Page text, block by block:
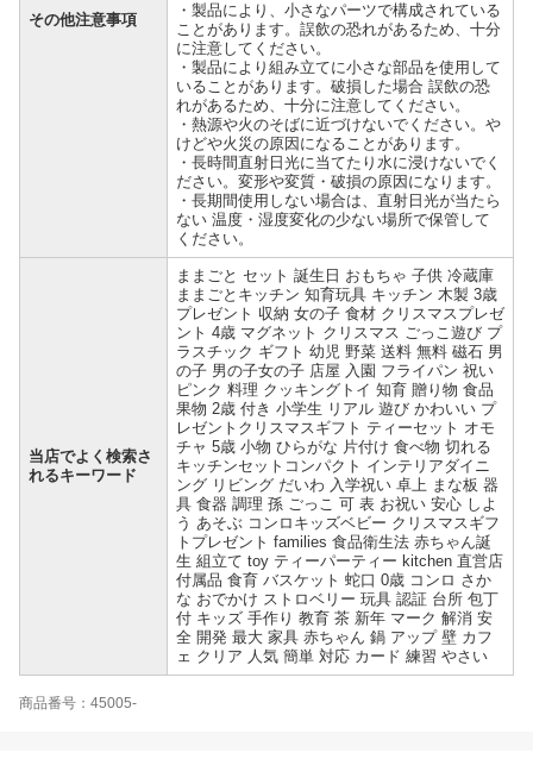
その他注意事項
・製品により、小さなパーツで構成されている
ことがあります。誤飲の恐れがあるため、十分
に注意してください。
・製品により組み立てに小さな部品を使用して
いることがあります。破損した場合 誤飲の恐
れがあるため、十分に注意してください。
・熱源や火のそばに近づけないでください。や
けどや火災の原因になることがあります。
・長時間直射日光に当てたり水に浸けないでく
ださい。変形や変質・破損の原因になります。
・長期間使用しない場合は、直射日光が当たら
ない 温度・湿度変化の少ない場所で保管して
ください。
当店でよく検索さ
れるキーワード
ままごと セット 誕生日 おもちゃ 子供 冷蔵庫
ままごとキッチン 知育玩具 キッチン 木製 3歳
プレゼント 収納 女の子 食材 クリスマスプレゼ
ント 4歳 マグネット クリスマス ごっこ遊び プ
ラスチック ギフト 幼児 野菜 送料 無料 磁石 男
の子 男の子女の子 店屋 入園 フライパン 祝い
ピンク 料理 クッキングトイ 知育 贈り物 食品
果物 2歳 付き 小学生 リアル 遊び かわいい プ
レゼントクリスマスギフト ティーセット オモ
チャ 5歳 小物 ひらがな 片付け 食べ物 切れる
キッチンセットコンパクト インテリアダイニ
ング リビング だいわ 入学祝い 卓上 まな板 器
具 食器 調理 孫 ごっこ 可 表 お祝い 安心 しよ
う あそぶ コンロキッズベビー クリスマスギフ
トプレゼント families 食品衛生法 赤ちゃん誕
生 組立て toy ティーパーティー kitchen 直営店
付属品 食育 バスケット 蛇口 0歳 コンロ さか
な おでかけ ストロベリー 玩具 認証 台所 包丁
付 キッズ 手作り 教育 茶 新年 マーク 解消 安
全 開発 最大 家具 赤ちゃん 鍋 アップ 壁 カフ
ェ クリア 人気 簡単 対応 カード 練習 やさい
商品番号：45005-